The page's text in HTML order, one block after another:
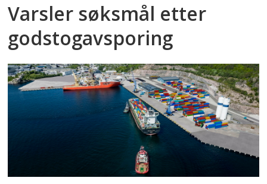
Varsler søksmål etter
godstog­avsporing